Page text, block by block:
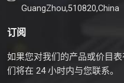
GuangZhou,510820,China
订阅
如果您对我们的产品或价目
们将在 24 小时内与您联系。